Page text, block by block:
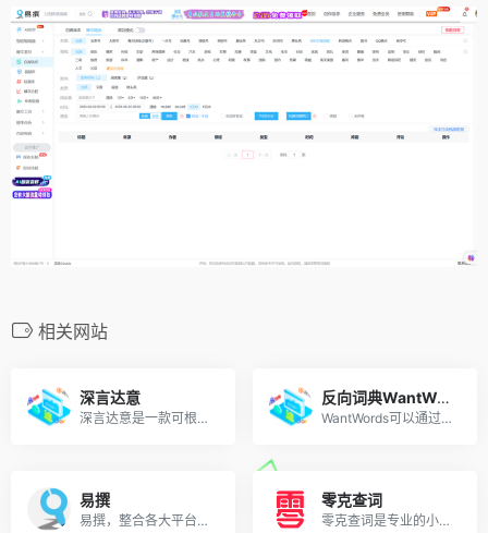
相关网站
深言达意
深言达意是一款可根据模糊描述，找词找句的Ai写作工具。核心功能包括据意查词、据意查句。根据模糊的描述，找到贴切的词语和名言佳句，支持汉英双语。深言达意基于先进的人工智能算法实现。
反向词典WantWords
WantWords可以通过描述意思来查找词语，唯一支持中文及中英跨语言查询的反向词典系统。
易撰
易撰，整合各大平台数据，为您打造文章、视频、话题、热榜等全方位素材库，同时提供文章质量检测，爆文数据分析，助您高效运营新媒体。
零克查词
零克查词是专业的小红书敏感词和违规词检测工具